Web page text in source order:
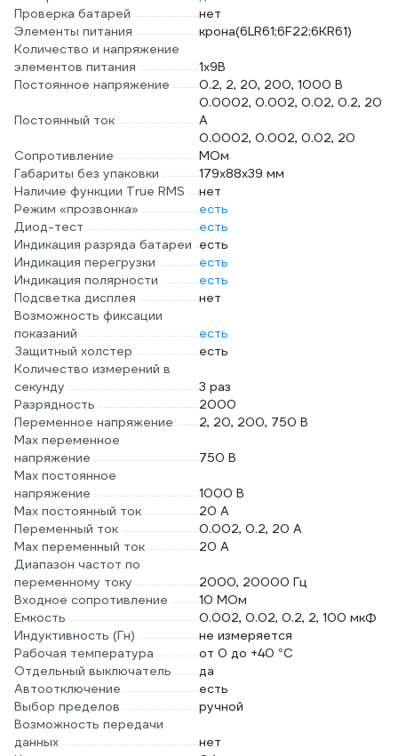
Проверка батарей
нет
Элементы питания
крона(6LR61;6F22;6KR61)
Количество и напряжение
элементов питания
1х9B
Постоянное напряжение
0.2, 2, 20, 200, 1000 В
Постоянный ток
0.0002, 0.002, 0.02, 0.2, 20
А
Сопротивление
0.0002, 0.002, 0.02, 20
МОм
Габариты без упаковки
179х88х39 мм
Наличие функции True RMS
нет
Режим «прозвонка»
есть
Диод-тест
есть
Индикация разряда батареи есть
Индикация перегрузки
есть
Индикация полярности
есть
Подсветка дисплея
нет
Возможность фиксации
показаний
есть
Защитный холстер
есть
Количество измерений в
секунду
3 раз
Разрядность
2000
Переменное напряжение
2, 20, 200, 750 В
Max переменное
напряжение
750 В
Max постоянное
напряжение
1000 В
Max постоянный ток
20 А
Переменный ток
0.002, 0.2, 20 А
Max переменный ток
20 А
Диапазон частот по
переменному току
2000, 20000 Гц
Входное сопротивление
10 МОм
Емкость
0.002, 0.02, 0.2, 2, 100 мкФ
Индуктивность (Гн)
не измеряется
Рабочая температура
от 0 до +40 °С
Отдельный выключатель
да
Автоотключение
есть
Выбор пределов
ручной
Возможность передачи
данных
нет